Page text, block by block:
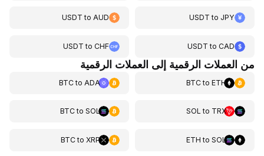
USDT toJPY
USDT toAUD
USDT toCAD
USDT toCHF
من العملات الرقمية إلى العملات الرقمية
BTCtoETH
BTCtoADA
SOL to TRX
BTCtoSOL
ETH toSOL
BTCtoXRP